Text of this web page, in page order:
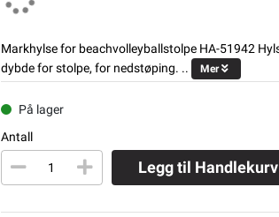
Markhylse for beachvolleyballstolpe HA-51942
dybde for stolpe, for nedstøping. ..
Mer
På lager
Antall
Legg til Handlekurv